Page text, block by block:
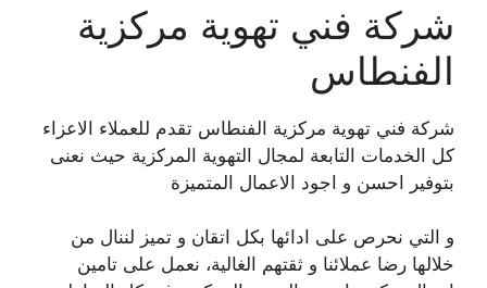
شركة فني تهوية مركزية
الفنطاس
شركة فني تهوية مركزية الفنطاس تقدم للعملاء الاعزاء
كل الخدمات التابعة لمجال التهوية المركزية حيث نعنى
بتوفير احسن و اجود الاعمال المتميزة
و التي نحرص على ادائها بكل اتقان و تميز لننال من
خلالها رضا عملائنا و ثقتهم الغالية، نعمل على تامين